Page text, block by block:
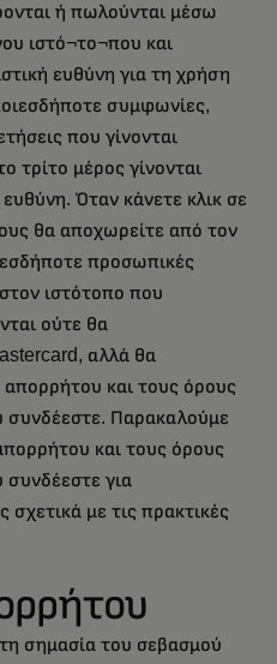
ή πωλούνται μέσω
ιστό¬το¬που και
ευθύνη για τη χρήση
συμφωνίες,
που γίνονται
τρίτο μέρος γίνονται
Όταν κάνετε κλικ σε
θα αποχωρείτε από τον
προσωπικές
ιστότοπο που
ούτε θα
αλλά θα
απορρήτου και τους όρους
συνδέεστε. Παρακαλούμε
και τους όρους
για
με τις πρακτικές
σημασία του σεβασμού